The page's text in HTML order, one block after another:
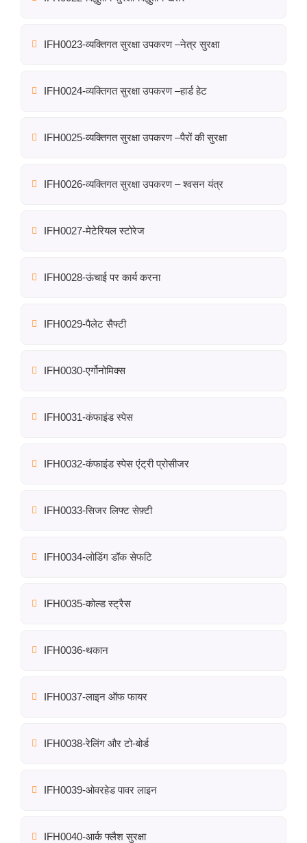
IFH0023-व्यक्तिगत सुरक्षा उपकरण –नेत्र सुरक्षा
IFH0024-व्यक्तिगत सुरक्षा उपकरण –हार्ड हेट
IFH0025-व्यक्तिगत सुरक्षा उपकरण –पैरों की सुरक्षा
IFH0026-व्यक्तिगत सुरक्षा उपकरण – श्वसन यंत्र
IFH0027-मेटेरियल स्टोरेज
IFH0028-ऊंचाई पर कार्य करना
IFH0029-पैलेट सैफ्टी
IFH0030-एर्गोनोमिक्स
IFH0031-कंफाइंड स्पेस
IFH0032-कंफाइंड स्पेस एंट्री प्रोसीजर
IFH0033-सिजर लिफ्ट सेफ़्टी
IFH0034-लोडिंग डॉक सेफटि
IFH0035-कोल्ड स्ट्रैस
IFH0036-थकान
IFH0037-लाइन ऑफ फायर
IFH0038-रेलिंग और टो-बोर्ड
IFH0039-ओवरहेड पावर लाइन
IFH0040-आर्क फ्लैश सुरक्षा